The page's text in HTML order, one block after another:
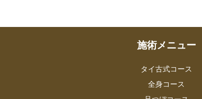
施術メニュー
タイ古式コース
全身コース